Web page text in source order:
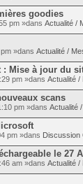
goodies
pm »dans Actualité /
»dans Actualité /
: Mise à jour du
pm »dans Actualité /
scans
pm »dans Actualité
pm »dans Discussion
le 27
am »dans Actualité /